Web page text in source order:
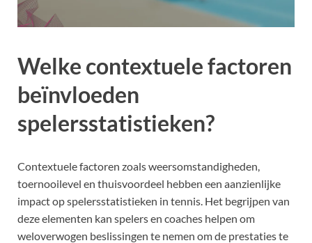
Welke contextuele factoren
beïnvloeden
spelersstatistieken?
Contextuele factoren zoals weersomstandigheden,
toernooilevel en thuisvoordeel hebben een aanzienlijke
impact op spelersstatistieken in tennis. Het begrijpen van
deze elementen kan spelers en coaches helpen om
weloverwogen beslissingen te nemen om de prestaties te